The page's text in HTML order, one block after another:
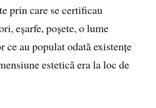
prin care se certificau
eșarfe, poșete, o lume
ce au populat odată existențe
estetică era la loc de